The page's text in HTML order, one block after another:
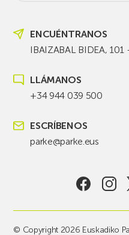
ENCUÉNTRANOS
IBAIZABAL BIDEA,
LLÁMANOS
+34 944 039 500
ESCRÍBENOS
parke@parke.eus
© Copyright 2026 Euskadiko